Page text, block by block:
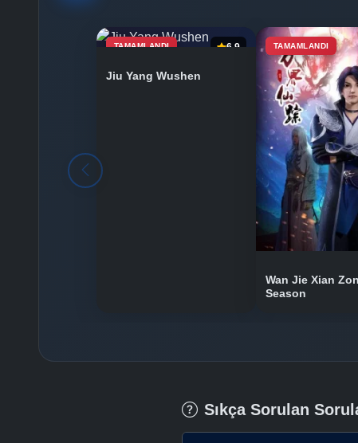
TAMAMLANDI 6.9
Jiu Yang Wushen
TAMAMLANDI
Wan Jie Xian
Season
Sıkça Sorulan